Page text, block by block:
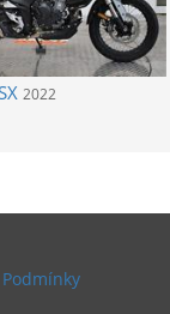
2022
Podmínky